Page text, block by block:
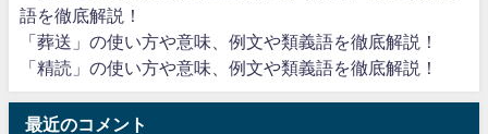
語を徹底解説！
「葬送」の使い方や意味、例文や類義語を徹底解説！
「精読」の使い方や意味、例文や類義語を徹底解説！
最近のコメント